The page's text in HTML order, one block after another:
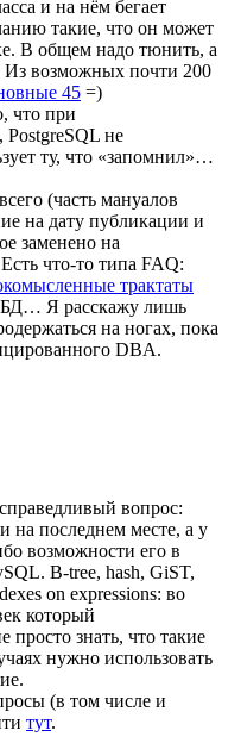
и на нём бегает
такие, что он может
В общем надо тюнить, а
Из возможных почти 200
45 =)
что при
PostgreSQL не
ту, что «запомнил»…
(часть мануалов
на дату публикации и
заменено на
что-то типа FAQ:
трактаты
БД… Я расскажу лишь
на ногах, пока
DBA.
вопрос:
последнем месте, а у
возможности его в
B-tree, hash, GiST,
on expressions: во
который
знать, что такие
нужно использовать
(в том числе и
тут.